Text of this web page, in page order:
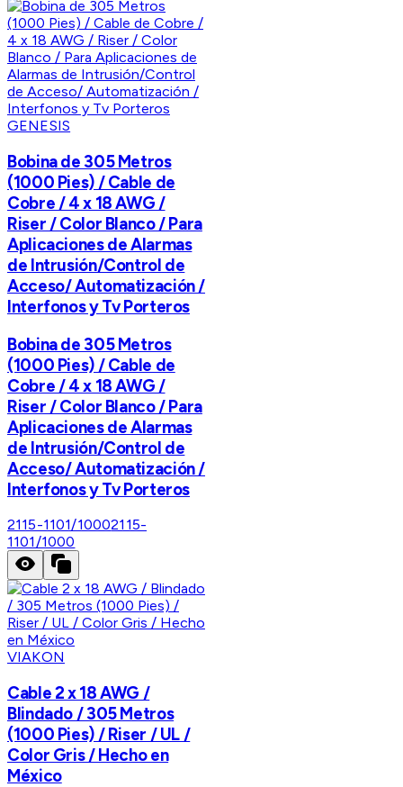
GENESIS
Bobina de 305 Metros
(1000 Pies) / Cable de
Cobre / 4 x 18 AWG /
Riser / Color Blanco / Para
Aplicaciones de Alarmas
de Intrusión/Control de
Acceso/ Automatización /
Interfonos y Tv Porteros
Bobina de 305 Metros
(1000 Pies) / Cable de
Cobre / 4 x 18 AWG /
Riser / Color Blanco / Para
Aplicaciones de Alarmas
de Intrusión/Control de
Acceso/ Automatización /
Interfonos y Tv Porteros
2115-1101/10002115-
1101/1000
VIAKON
Cable 2 x 18 AWG /
Blindado / 305 Metros
(1000 Pies) / Riser / UL /
Color Gris / Hecho en
México